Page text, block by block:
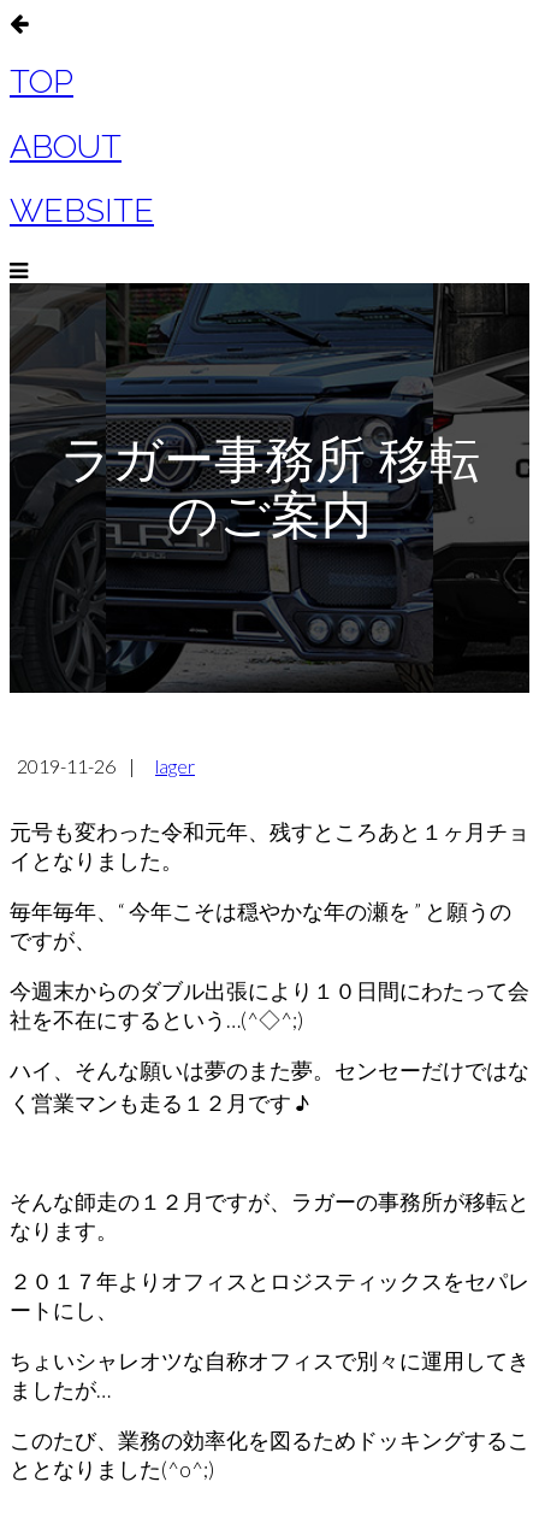
TOP
ABOUT
WEBSITE
ラガー事務所 移転
のご案内
2019-11-26 | lager
元号も変わった令和元年、残すところあと１ヶ月チョ
イとなりました。
毎年毎年、“ 今年こそは穏やかな年の瀬を ” と願うの
ですが、
今週末からのダブル出張により１０日間にわたって会
社を不在にするという…(^◇^;)
ハイ、そんな願いは夢のまた夢。センセーだけではな
く営業マンも走る１２月です ♪
そんな師走の１２月ですが、ラガーの事務所が移転と
なります。
２０１７年よりオフィスとロジスティックスをセパレ
ートにし、
ちょいシャレオツな自称オフィスで別々に運用してき
ましたが…
このたび、業務の効率化を図るためドッキングするこ
ととなりました(^o^;)